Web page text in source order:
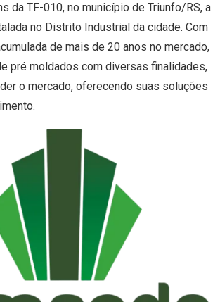
da TF-010, no município de Triunfo/RS, a
no Distrito Industrial da cidade. Com
de mais de 20 anos no mercado,
pré moldados com diversas finalidades,
o mercado, oferecendo suas soluções